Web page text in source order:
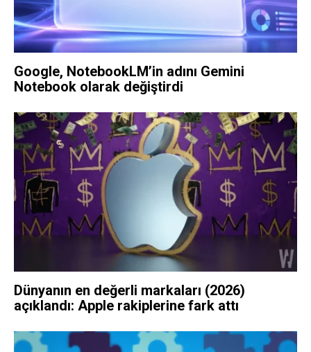
Google, NotebookLM’in adını Gemini
Notebook olarak değiştirdi
Dünyanın en değerli markaları (2026)
açıklandı: Apple rakiplerine fark attı